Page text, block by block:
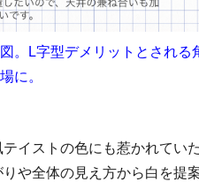
。L字型デメリットとされる
に。
イストの色にも惹かれてい
や全体の見え方から白を提